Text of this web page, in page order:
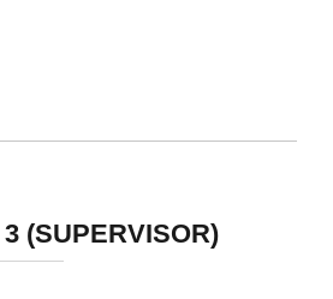
(SUPERVISOR)